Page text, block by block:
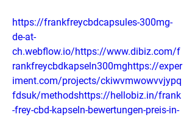
https://frankfreycbdcapsules-300mg-
de-at-
ch.webflow.io/https://www.dibiz.com/f
rankfreycbdkapseln300mghttps://exper
iment.com/projects/ckiwvmwowvvjypq
fdsuk/methodshttps://hellobiz.in/frank
-frey-cbd-kapseln-bewertungen-preis-in-